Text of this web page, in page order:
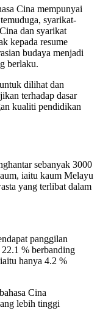
Cina mempunyai
syarikat-
dan syarikat
kepada resume
budaya menjadi
berlaku.
dilihat dan
terhadap dasar
kualiti pendidikan
sebanyak 3000
iaitu kaum Melayu
yang terlibat dalam
panggilan
% berbanding
hanya 4.2 %
Cina
lebih tinggi